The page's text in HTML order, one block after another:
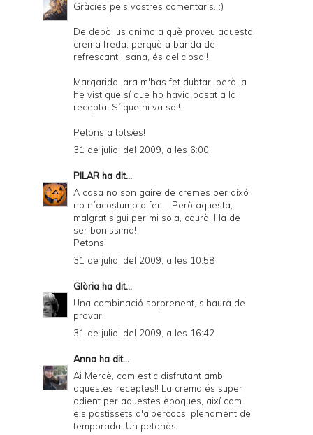
Gràcies pels vostres comentaris. :)
De debò, us animo a què proveu aquesta
crema freda, perquè a banda de
refrescant i sana, és deliciosa!!
Margarida, ara m'has fet dubtar, però ja
he vist que sí que ho havia posat a la
recepta! Sí que hi va sal!
Petons a tots/es!
31 de juliol del 2009, a les 6:00
PILAR ha dit...
A casa no son gaire de cremes per aixó
no n´acostumo a fer.... Però aquesta,
malgrat sigui per mi sola, caurà. Ha de
ser bonissima!
Petons!
31 de juliol del 2009, a les 10:58
Glòria ha dit...
Una combinació sorprenent, s'haurà de
provar.
31 de juliol del 2009, a les 16:42
Anna ha dit...
Ai Mercè, com estic disfrutant amb
aquestes receptes!! La crema és super
adient per aquestes èpoques, així com
els pastissets d'albercocs, plenament de
temporada. Un petonàs.